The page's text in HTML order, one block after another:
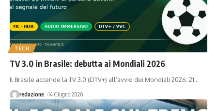
TECH
TV 3.0 in Brasile: debutta ai Mondiali 2026
Il Brasile accende la TV 3.0 (DTV+) all’avvio dei Mondiali 2026: 21…
redazione 14 Giugno 2026